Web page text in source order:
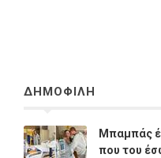
ΔΗΜΟΦΙΛΗ
Μπαμπάς
που του